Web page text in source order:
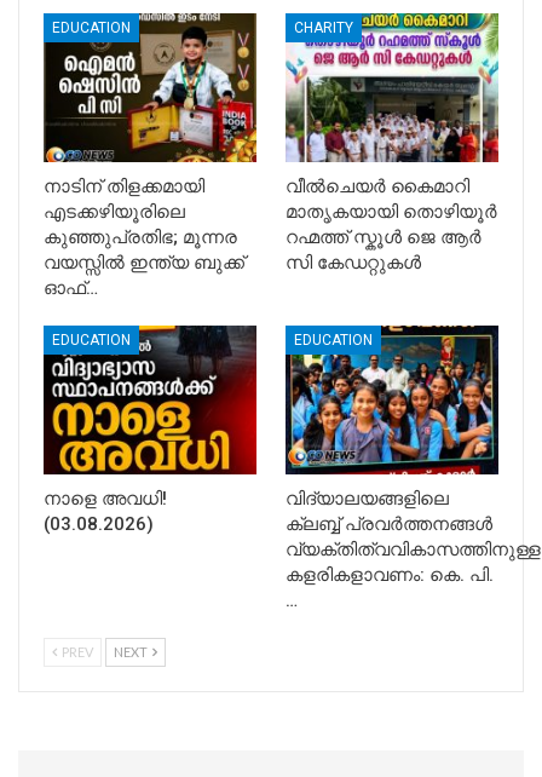
EDUCATION
നാടിന് തിളക്കമായി
എടക്കഴിയൂരിലെ
കുഞ്ഞുപ്രതിഭ; മൂന്നര
വയസ്സിൽ ഇന്ത്യ ബുക്ക്
ഓഫ്…
CHARITY
വീൽചെയർ കൈമാറി
മാതൃകയായി തൊഴിയൂർ
റഹ്മത്ത് സ്കൂൾ ജെ ആർ
സി കേഡറ്റുകൾ
EDUCATION
നാളെ അവധി!
(03.08.2026)
EDUCATION
വിദ്യാലയങ്ങളിലെ
ക്ലബ്ബ് പ്രവർത്തനങ്ങൾ
വ്യക്തിത്വവികാസത്തിനുള്ള
കളരികളാവണം: കെ. പി.
…
PREV NEXT